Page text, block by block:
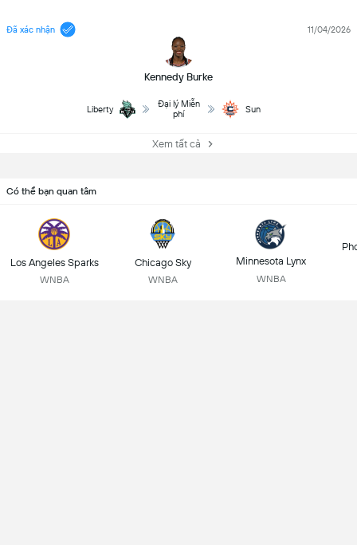
Đã xác nhận
Kennedy Burke
11/04/2026
Liberty
Đại lý Miễn
phí
Sun
Xem tất cả
Có thể bạn quan tâm
Los Angeles Sparks
WNBA
Chicago Sky
WNBA
Minnesota Lynx
WNBA